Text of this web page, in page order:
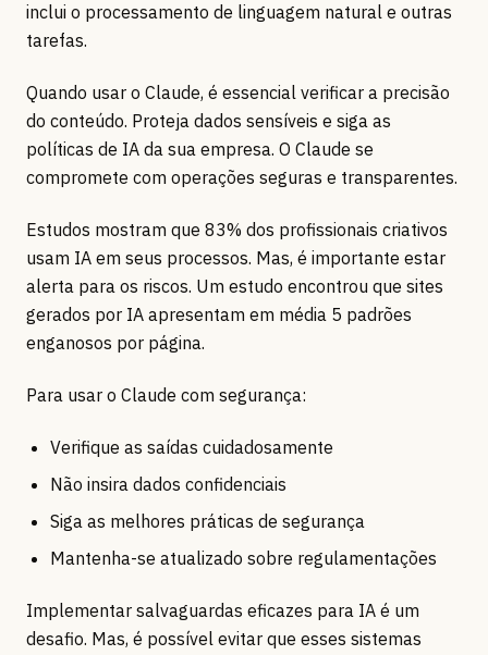
inclui o processamento de linguagem natural e outras
tarefas.
Quando usar o Claude, é essencial verificar a precisão
do conteúdo. Proteja dados sensíveis e siga as
políticas de IA da sua empresa. O Claude se
compromete com operações seguras e transparentes.
Estudos mostram que 83% dos profissionais criativos
usam IA em seus processos. Mas, é importante estar
alerta para os riscos. Um estudo encontrou que sites
gerados por IA apresentam em média 5 padrões
enganosos por página.
Para usar o Claude com segurança:
Verifique as saídas cuidadosamente
Não insira dados confidenciais
Siga as melhores práticas de segurança
Mantenha-se atualizado sobre regulamentações
Implementar salvaguardas eficazes para IA é um
desafio. Mas, é possível evitar que esses sistemas